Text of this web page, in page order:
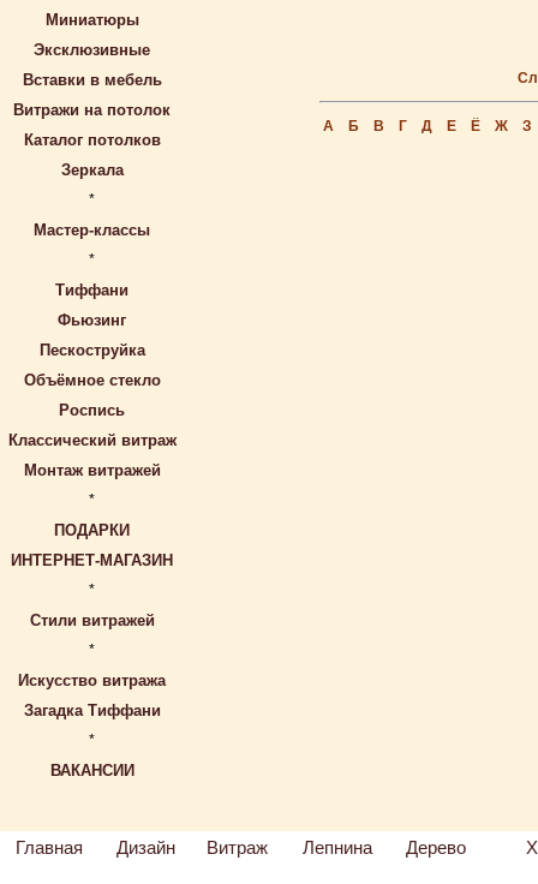
Миниатюры
Эксклюзивные
Вставки в мебель
Витражи на потолок
Каталог потолков
Зеркала
*
Мастер-классы
*
Тиффани
Фьюзинг
Пескоструйка
Объёмное стекло
Роспись
Классический витраж
Монтаж витражей
*
ПОДАРКИ
ИНТЕРНЕТ-МАГАЗИН
*
Стили витражей
*
Искусство витража
Загадка Тиффани
*
ВАКАНСИИ
А Б В Г Д Е Ё Ж З
Главная Дизайн Витраж Лепнина Дерево